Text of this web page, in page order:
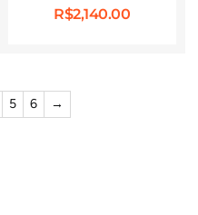
R$2,140.00
5 6 →